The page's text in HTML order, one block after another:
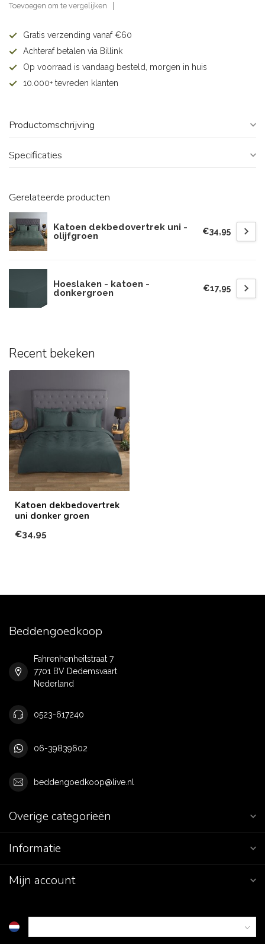
Toevoegen om te vergelijken
Gratis verzending vanaf €60
Achteraf betalen via Billink
Op voorraad is vandaag besteld, morgen in huis
10.000+ tevreden klanten
Productomschrijving
Specificaties
Gerelateerde producten
Katoen dekbedovertrek uni -
olijfgroen
€34,95
Hoeslaken - katoen -
donkergroen
€17,95
Recent bekeken
Katoen dekbedovertrek
uni donker groen
€34,95
Beddengoedkoop
Fahrenhenheitstraat 7
7701 BV Dedemsvaart
Nederland
0523-617240
06-39839602
beddengoedkoop@live.nl
Overige categorieën
Informatie
Mijn account